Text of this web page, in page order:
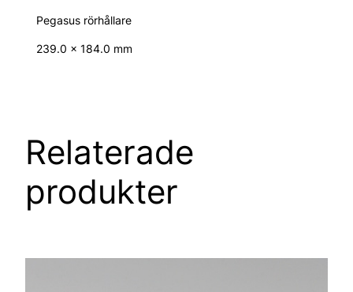
Pegasus rörhållare
239.0 x 184.0 mm
Relaterade
produkter